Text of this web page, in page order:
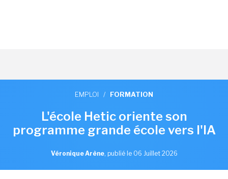
EMPLOI / FORMATION
L'école Hetic oriente son
programme grande école vers l'IA
Véronique Arène, publié le 06 Juillet 2026